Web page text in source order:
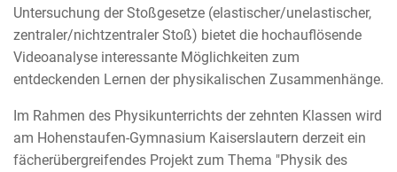
Untersuchung der Stoßgesetze (elastischer/unelastischer,
zentraler/nichtzentraler Stoß) bietet die hochauflösende
Videoanalyse interessante Möglichkeiten zum
entdeckenden Lernen der physikalischen Zusammenhänge.
Im Rahmen des Physikunterrichts der zehnten Klassen wird
am Hohenstaufen-Gymnasium Kaiserslautern derzeit ein
fächerübergreifendes Projekt zum Thema "Physik des